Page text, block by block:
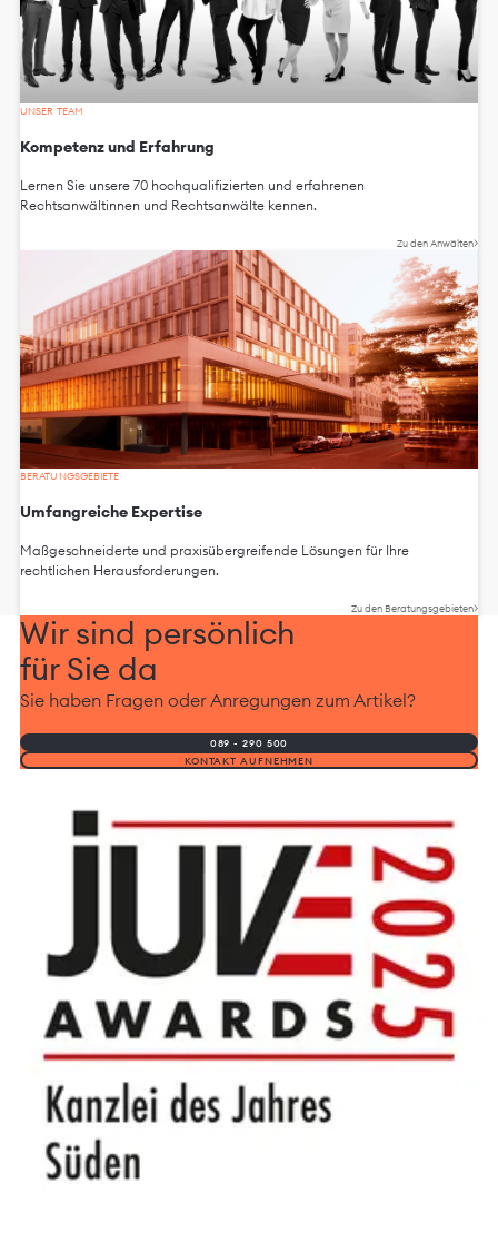
UNSER TEAM
Kompetenz und Erfahrung
Lernen Sie unsere 70 hochqualifizierten und erfahrenen
Rechtsanwältinnen und Rechtsanwälte kennen.
Zu den Anwälten
BERATUNGSGEBIETE
Umfangreiche Expertise
Maßgeschneiderte und praxisübergreifende Lösungen für Ihre
rechtlichen Herausforderungen.
Zu den Beratungsgebieten
Wir sind persönlich
für Sie da
Sie haben Fragen oder Anregungen zum Artikel?
089 - 290 500
KONTAKT AUFNEHMEN